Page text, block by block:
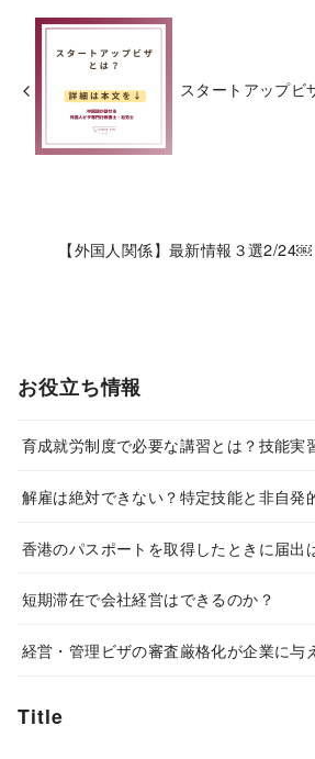
スタートアップビ
【外国人関係】最新情報３選2/24￼
お役立ち情報
育成就労制度で必要な講習とは？技能実
解雇は絶対できない？特定技能と非自発
香港のパスポートを取得したときに届出
短期滞在で会社経営はできるのか？
経営・管理ビザの審査厳格化が企業に与
Title